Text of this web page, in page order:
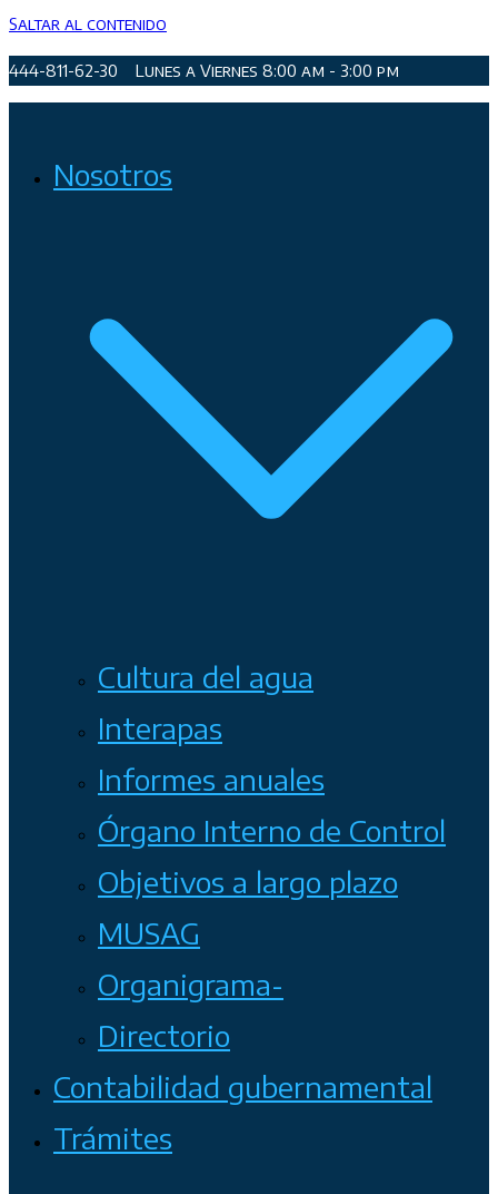
Saltar al contenido
444-811-62-30 Lunes a Viernes 8:00 am - 3:00 pm
Organismo Operador de Agua Potable, Alcantarillado y
Saneamiento de San Luis Potosí, Soledad de Graciano Sánchez
Nosotros
Cultura del agua
Interapas
Informes anuales
Órgano Interno de Control
Objetivos a largo plazo
MUSAG
Organigrama-
Directorio
Contabilidad gubernamental
Trámites